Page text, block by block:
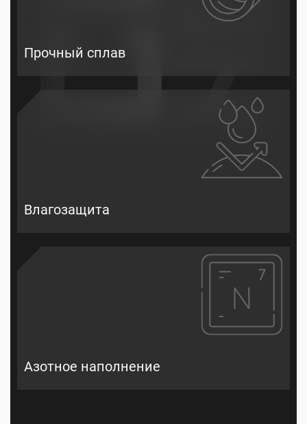
Прочный сплав
Влагозащита
Азотное наполнение